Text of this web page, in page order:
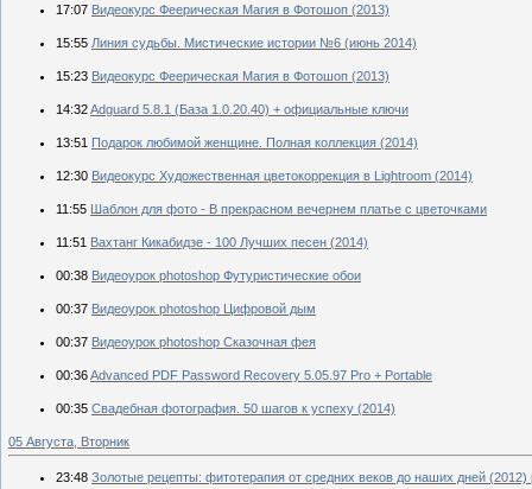
17:07 Видеокурс Феерическая Магия в Фотошоп (2013)
15:55 Линия судьбы. Мистические истории №6 (июнь 2014)
15:23 Видеокурс Феерическая Магия в Фотошоп (2013)
14:32Adguard 5.8.1 (База 1.0.20.40) + официальные ключи
13:51 Подарок любимой женщине. Полная коллекция (2014)
12:30 Видеокурс Художественная цветокоррекция в Lightroom (2014)
11:55 Шаблон для фото - В прекрасном вечернем платье с цветочками
11:51 Вахтанг Кикабидзе - 100 Лучших песен (2014)
00:38 Видеоурок photoshop Футуристические обои
00:37 Видеоурок photoshop Цифровой дым
00:37 Видеоурок photoshop Сказочная фея
00:36Advanced PDF Password Recovery 5.05.97 Pro + Portable
00:35 Свадебная фотография. 50 шагов к успеху (2014)
05 Августа, Вторник
23:48 Золотые рецепты: фитотерапия от средних веков до наших дней (2012)